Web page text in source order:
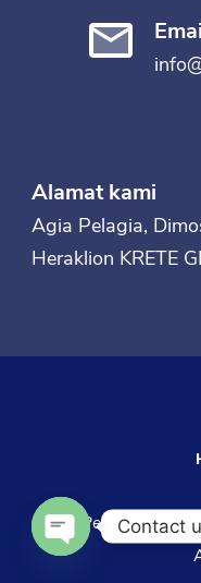
Alamat kami
Agia Pelagia,
Heraklion KRETE
Agia PelagiaContact
OPEN